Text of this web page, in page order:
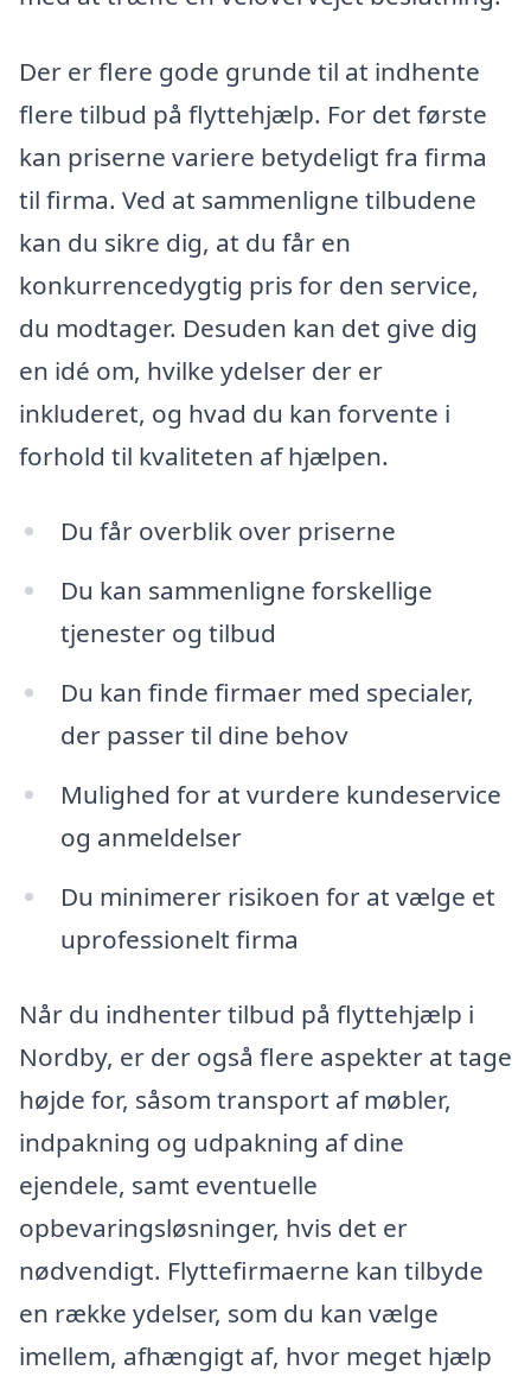
Der er flere gode grunde til at indhente
flere tilbud på flyttehjælp. For det første
kan priserne variere betydeligt fra firma
til firma. Ved at sammenligne tilbudene
kan du sikre dig, at du får en
konkurrencedygtig pris for den service,
du modtager. Desuden kan det give dig
en idé om, hvilke ydelser der er
inkluderet, og hvad du kan forvente i
forhold til kvaliteten af hjælpen.
Du får overblik over priserne
Du kan sammenligne forskellige
tjenester og tilbud
Du kan finde firmaer med specialer,
der passer til dine behov
Mulighed for at vurdere kundeservice
og anmeldelser
Du minimerer risikoen for at vælge et
uprofessionelt firma
Når du indhenter tilbud på flyttehjælp i
Nordby, er der også flere aspekter at tage
højde for, såsom transport af møbler,
indpakning og udpakning af dine
ejendele, samt eventuelle
opbevaringsløsninger, hvis det er
nødvendigt. Flyttefirmaerne kan tilbyde
en række ydelser, som du kan vælge
imellem, afhængigt af, hvor meget hjælp